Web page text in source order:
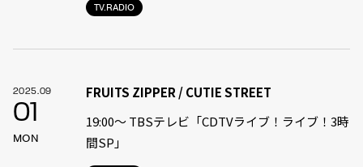
TV.RADIO
2025.09
01
MON
FRUITS ZIPPER / CUTIE STREET
19:00〜 TBSテレビ「CDTVライブ！ライブ！3時
間SP」